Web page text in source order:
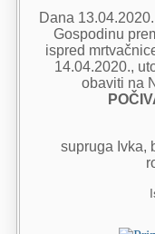
Dana
Gospodinu
ispred
14.04.2020.,
obaviti na
supruga Ivka,